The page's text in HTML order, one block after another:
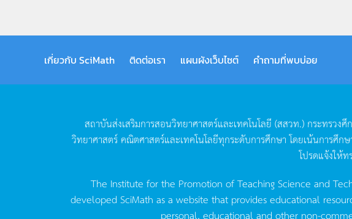
เกี่ยวกับ SciMath ติดต่อเรา แผนผังเว็บไซต์ คำถามที่พบบ่อย
สถาบันส่งเสริมการสอนวิทยาศาสตร์และเทคโนโลยี (สสวท.) กระทรวงศึ
วิทยาศาสตร์คณิตศาสตร์และเทคโนโลยีทุกระดับการศึกษา โดยเน้นการศึก
โปรดแจ้งให้
The Institute for the Promotion of Teaching Science and
developed SciMath as a website that provides educational
personal, educational and other non-